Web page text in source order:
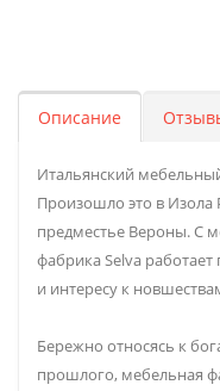
Описание
Итальянский
Произошло это в
предместье Вероны. С
фабрика Selva
и интересу к
Бережно относясь к
прошлого, мебельная